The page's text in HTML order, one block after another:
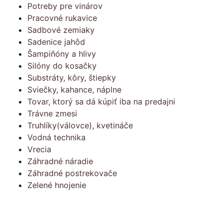
Potreby pre vinárov
Pracovné rukavice
Sadbové zemiaky
Sadenice jahôd
Šampiňóny a hlivy
Silóny do kosačky
Substráty, kôry, štiepky
Sviečky, kahance, náplne
Tovar, ktorý sa dá kúpiť iba na predajni
Trávne zmesi
Truhlíky(válovce), kvetináče
Vodná technika
Vrecia
Záhradné náradie
Záhradné postrekovače
Zelené hnojenie